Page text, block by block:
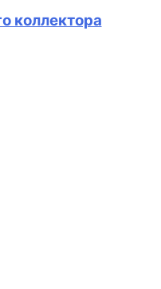
коллектора